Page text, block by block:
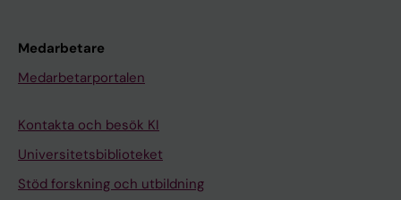
Medarbetare
Medarbetarportalen
Kontakta och besök KI
Universitetsbiblioteket
Stöd forskning och utbildning